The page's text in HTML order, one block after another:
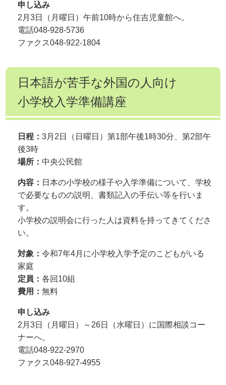
申し込み
2月3日（月曜日）午前10時から住吉児童館へ。
電話048-928-5736
ファクス048-922-1804
日本語が苦手な外国の人向け
小学校入学準備講座
日程：3月2日（日曜日）第1部午後1時30分、第2部午
後3時
場所： 中央公民館
内容： 日本の小学校の様子や入学準備について、学校
で必要なものの説明、書類記入の手伝い等を行いま
す。
小学校の説明会に行った人は資料を持ってきてくださ
い。
対象：令和7年4月に小学校入学予定のこどもがいる
家庭
定員：各回10組
費用：無料
申し込み
2月3日（月曜日）～26日（水曜日）に国際相談コー
ナーへ。
電話048-922-2970
ファクス048-927-4955